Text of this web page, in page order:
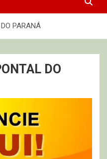
PARANÁ
DO